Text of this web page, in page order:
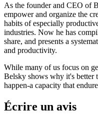
As the founder and CEO of
empower and organize the
habits of especially
industries. Now he has
share, and presents a
and productivity.
While many of us focus on
Belsky shows why it's better
happen-a capacity that
Écrire un avis